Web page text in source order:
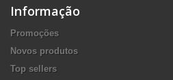
Informação
Promoções
Novos produtos
Top sellers